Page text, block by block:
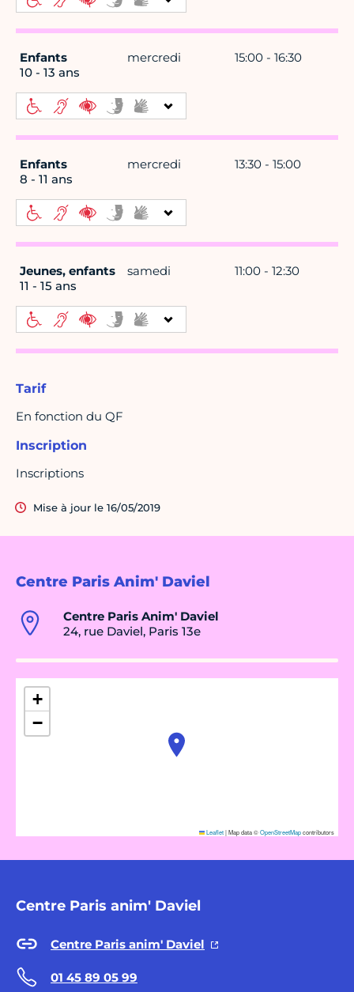
Centre Paris Anim' Daviel
Centre Paris Anim' Daviel
24, rue Daviel, Paris 13e
+
−
Leaflet|Map data ©OpenStreetMapcontributors
Centre Paris anim' Daviel
Centre Paris anim' Daviel
01 45 89 05 99
Enfants
10 - 13 ans
mercredi 15:00 - 16:30
Enfants
8 - 11 ans
mercredi 13:30 - 15:00
Jeunes, enfants
11 - 15 ans
samedi 11:00 - 12:30
Tarif
En fonction du QF
Inscription
Inscriptions
Mise à jour le 16/05/2019